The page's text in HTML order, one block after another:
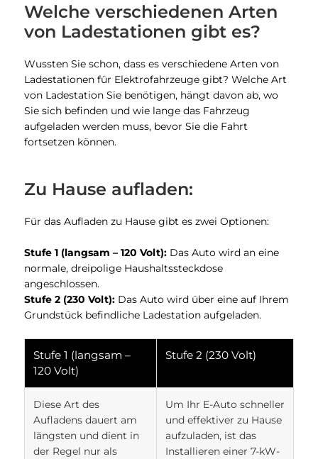
Welche verschiedenen Arten
von Ladestationen gibt es?
Wussten Sie schon, dass es verschiedene Arten von
Ladestationen für Elektrofahrzeuge gibt? Welche Art
von Ladestation Sie benötigen, hängt davon ab, wo
Sie sich befinden und wie lange das Fahrzeug
aufgeladen werden muss, bevor Sie die Fahrt
fortsetzen können.
Zu Hause aufladen:
Für das Aufladen zu Hause gibt es zwei Optionen:
Stufe 1 (langsam – 120 Volt): Das Auto wird an eine
normale, dreipolige Haushaltssteckdose
angeschlossen.
Stufe 2 (230 Volt): Das Auto wird über eine auf Ihrem
Grundstück befindliche Ladestation aufgeladen.
Stufe 1 (langsam –
120 Volt)
Stufe 2 (230 Volt)
Diese Art des
Aufladens dauert am
längsten und dient in
der Regel nur als
Um Ihr E-Auto schneller
und effektiver zu Hause
aufzuladen, ist das
Installieren einer 7-kW-